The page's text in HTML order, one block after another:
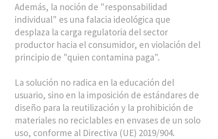
Además, la noción de "responsabilidad
individual" es una falacia ideológica que
desplaza la carga regulatoria del sector
productor hacia el consumidor, en violación del
principio de "quien contamina paga".
La solución no radica en la educación del
usuario, sino en la imposición de estándares de
diseño para la reutilización y la prohibición de
materiales no reciclables en envases de un solo
uso, conforme al Directiva (UE) 2019/904.